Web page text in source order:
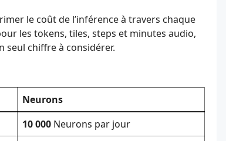
le coût de l’inférence à travers chaque
les tokens, tiles, steps et minutes audio,
seul chiffre à considérer.
Neurons
10 000 Neurons par jour